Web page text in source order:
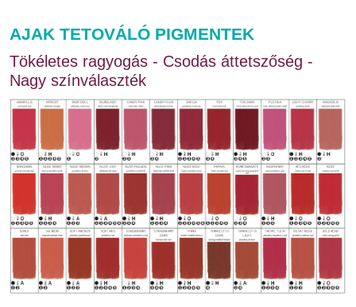
AJAK TETOVÁLÓ PIGMENTEK
Tökéletes ragyogás - Csodás áttetszőség -
Nagy színválaszték